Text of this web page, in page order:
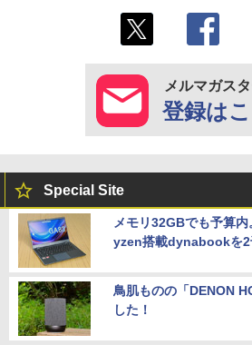
メルマガスタ
登録は
Special Site
メモリ32GBでも予算
yzen搭載dynabookを2
鳥肌ものの「DENON
した！